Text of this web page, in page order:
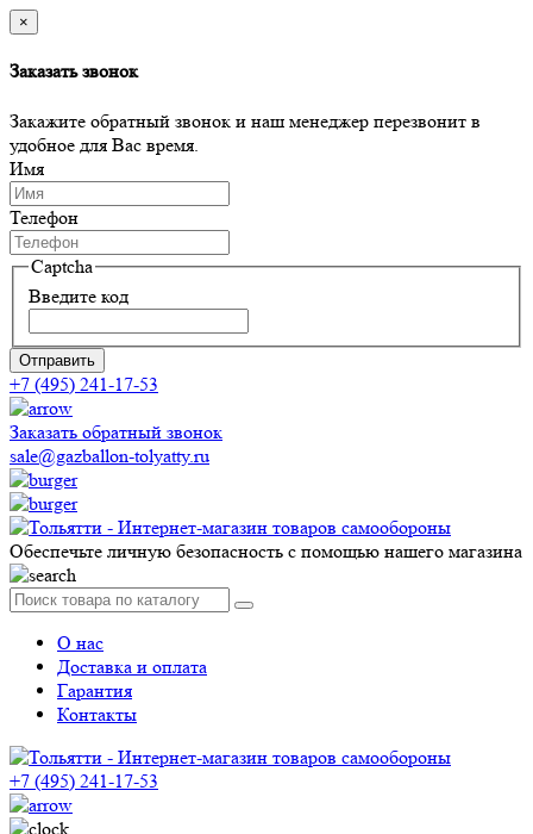
×
Заказать звонок
Закажите обратный звонок и наш менеджер перезвонит в
удобное для Вас время.
Имя
Телефон
Captcha
Введите код
Отправить
+7 (495) 241-17-53
Заказать обратный звонок
sale@gazballon-tolyatty.ru
Обеспечьте личную безопасность с помощью нашего магазина
О нас
Доставка и оплата
Гарантия
Контакты
+7 (495) 241-17-53